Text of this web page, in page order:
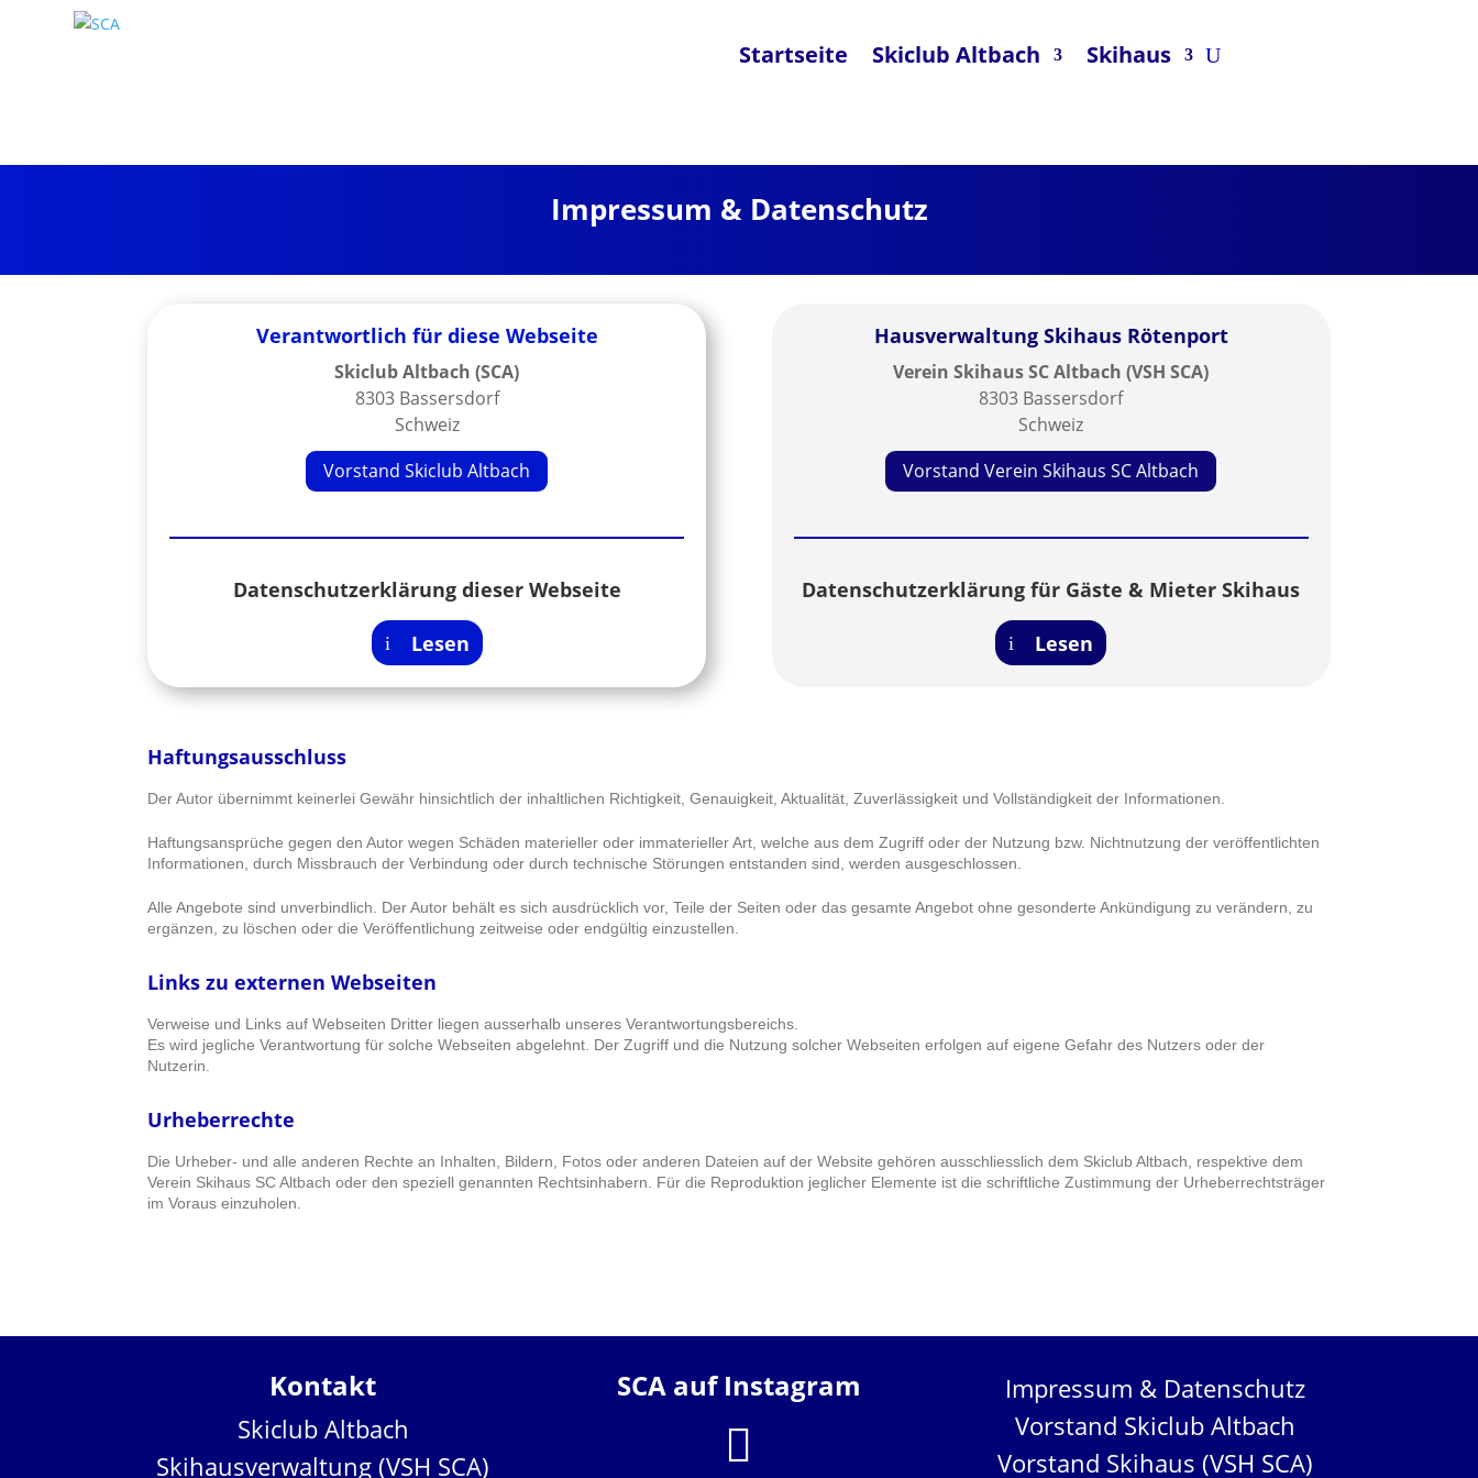
Startseite Skiclub Altbach Skihaus
Impressum & Datenschutz
Verantwortlich für diese Webseite
Skiclub Altbach (SCA)
8303 Bassersdorf
Schweiz
Vorstand Skiclub Altbach
Datenschutzerklärung dieser Webseite
Lesen
Hausverwaltung Skihaus Rötenport
Verein Skihaus SC Altbach (VSH SCA)
8303 Bassersdorf
Schweiz
Vorstand Verein Skihaus SC Altbach
Datenschutzerklärung für Gäste & Mieter Skihaus
Lesen
Haftungsausschluss
Der Autor übernimmt keinerlei Gewähr hinsichtlich der inhaltlichen Richtigkeit, Genauigkeit, Aktualität, Zuverlässigkeit und Vollständigkeit der Informationen.
Haftungsansprüche gegen den Autor wegen Schäden materieller oder immaterieller Art, welche aus dem Zugriff oder der Nutzung bzw. Nichtnutzung der veröffentlichten
Informationen, durch Missbrauch der Verbindung oder durch technische Störungen entstanden sind, werden ausgeschlossen.
Alle Angebote sind unverbindlich. Der Autor behält es sich ausdrücklich vor, Teile der Seiten oder das gesamte Angebot ohne gesonderte Ankündigung zu verändern, zu
ergänzen, zu löschen oder die Veröffentlichung zeitweise oder endgültig einzustellen.
Links zu externen Webseiten
Verweise und Links auf Webseiten Dritter liegen ausserhalb unseres Verantwortungsbereichs.
Es wird jegliche Verantwortung für solche Webseiten abgelehnt. Der Zugriff und die Nutzung solcher Webseiten erfolgen auf eigene Gefahr des Nutzers oder der
Nutzerin.
Urheberrechte
Die Urheber- und alle anderen Rechte an Inhalten, Bildern, Fotos oder anderen Dateien auf der Website gehören ausschliesslich dem Skiclub Altbach, respektive dem
Verein Skihaus SC Altbach oder den speziell genannten Rechtsinhabern. Für die Reproduktion jeglicher Elemente ist die schriftliche Zustimmung der Urheberrechtsträger
im Voraus einzuholen.
Kontakt
Skiclub Altbach
Skihausverwaltung (VSH SCA)
SCA auf Instagram

Impressum & Datenschutz
Vorstand Skiclub Altbach
Vorstand Skihaus (VSH SCA)